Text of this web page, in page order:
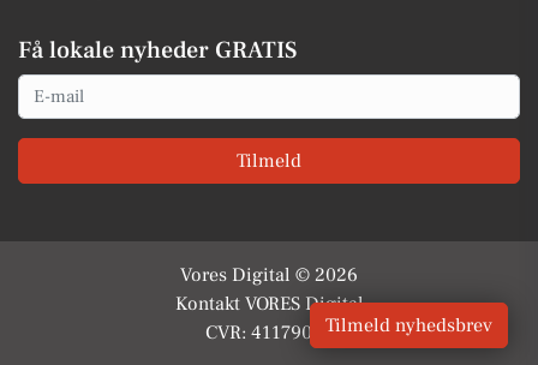
Få lokale nyheder GRATIS
Email
Tilmeld
Vores Digital © 2026
Kontakt VORES Digital
CVR: 41179082Tilmeld nyhedsbrev